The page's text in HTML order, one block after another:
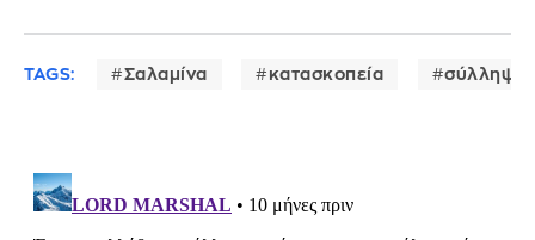
TAGS: Σαλαμίνα κατασκοπεία σύλληψη